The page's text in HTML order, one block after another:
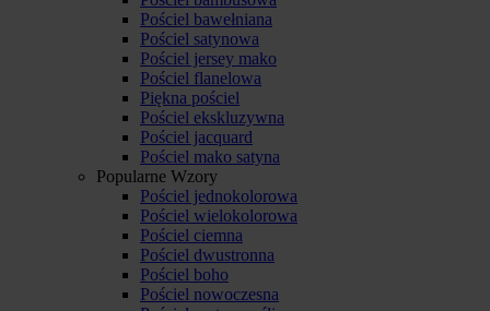
Pościel bawełniana
Pościel satynowa
Pościel jersey mako
Pościel flanelowa
Piękna pościel
Pościel ekskluzywna
Pościel jacquard
Pościel mako satyna
Popularne Wzory
Pościel jednokolorowa
Pościel wielokolorowa
Pościel ciemna
Pościel dwustronna
Pościel boho
Pościel nowoczesna